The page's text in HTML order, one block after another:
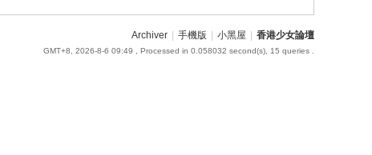
Archiver 手機版 小黑屋 香港少女論壇
GMT+8, 2026-8-6 09:49 , Processed in 0.058032 second(s), 15 queries .